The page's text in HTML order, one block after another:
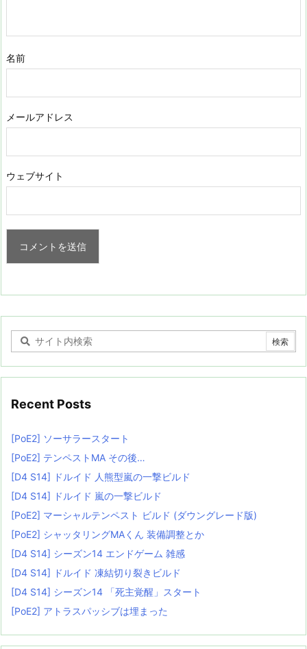
名前
メールアドレス
ウェブサイト
Recent Posts
[PoE2] ソーサラースタート
[PoE2] テンペストMA その後…
[D4 S14] ドルイド 人熊型嵐の一撃ビルド
[D4 S14] ドルイド 嵐の一撃ビルド
[PoE2] マーシャルテンペスト ビルド (ダウングレード版)
[PoE2] シャッタリングMAくん 装備調整とか
[D4 S14] シーズン14 エンドゲーム 雑感
[D4 S14] ドルイド 凍結切り裂きビルド
[D4 S14] シーズン14 「死主覚醒」スタート
[PoE2] アトラスパッシブは埋まった